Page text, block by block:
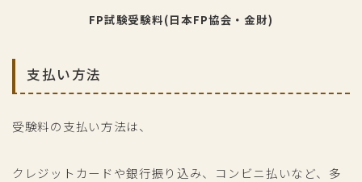
FP試験受験料(日本FP協会・金財)
支払い方法
受験料の支払い方法は、
クレジットカードや銀行振り込み、コンビニ払いなど、多